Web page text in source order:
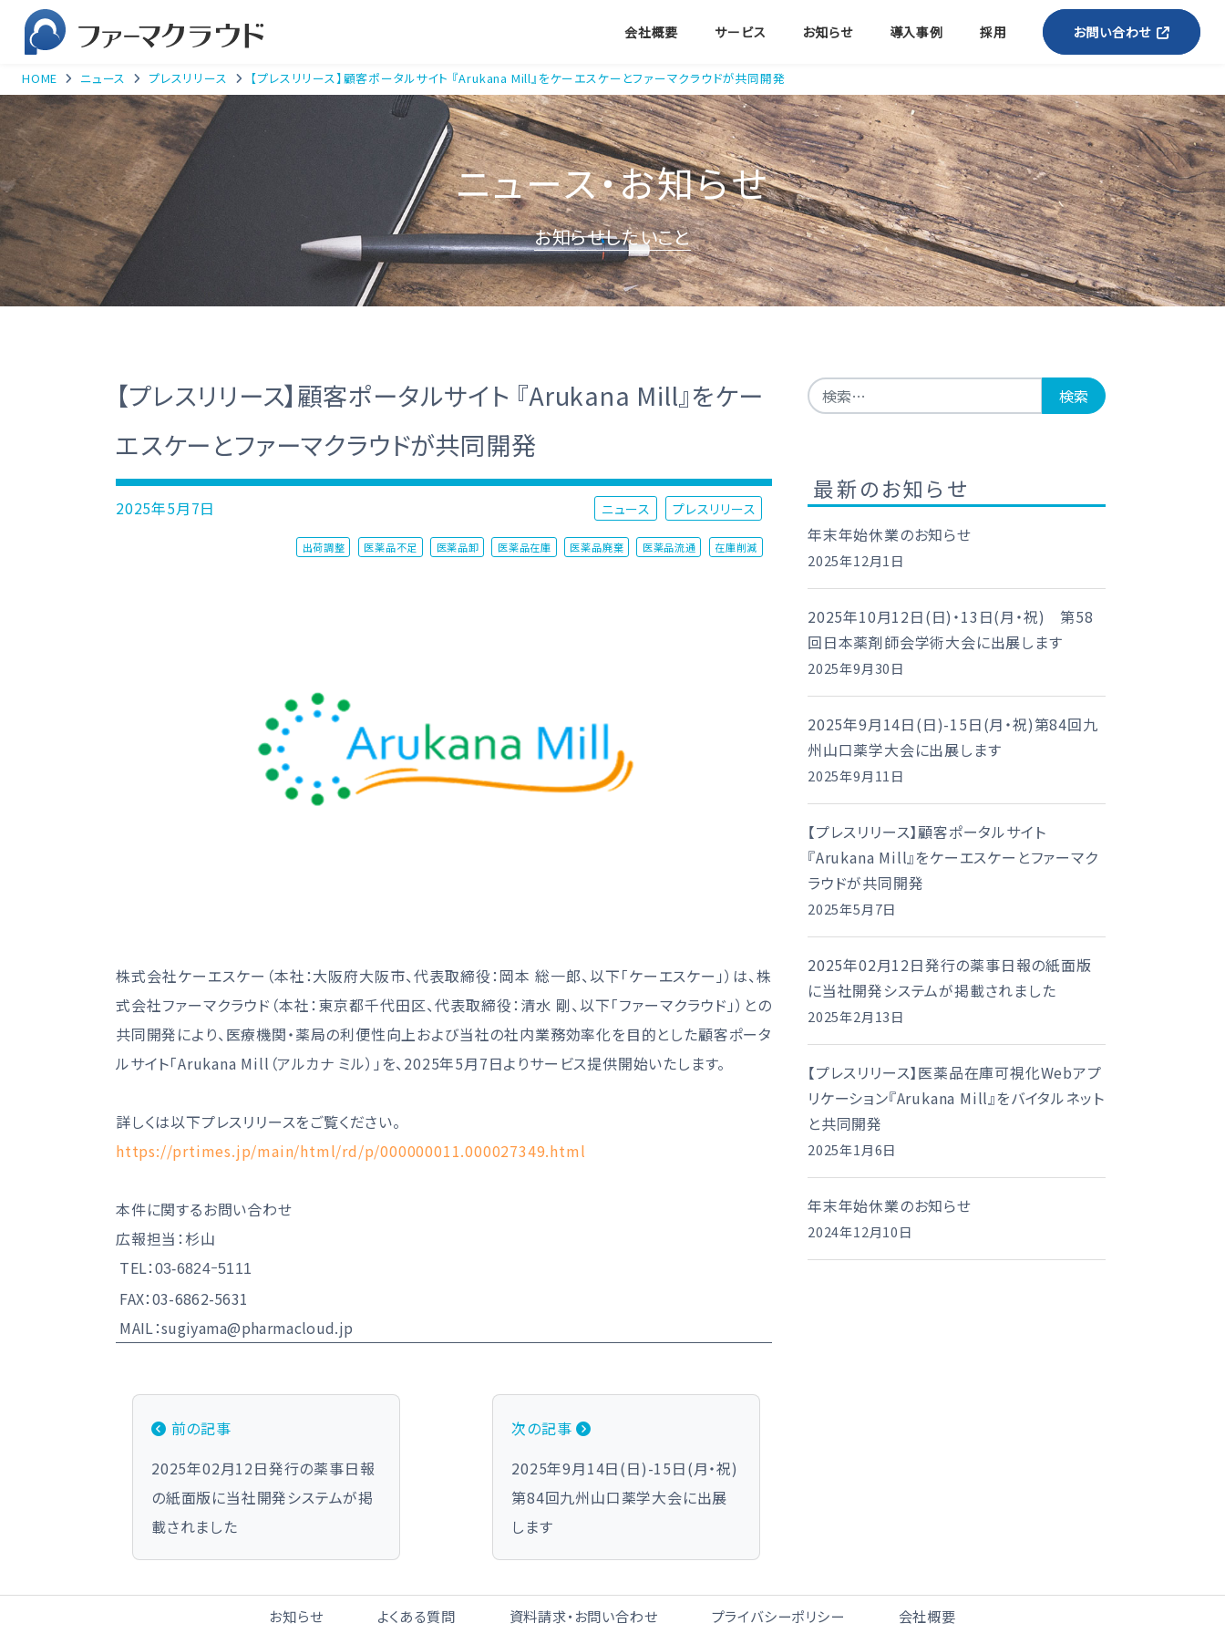
会社概要 サービス お知らせ 導入事例 採用 お問い合わせ
HOME ニュース プレスリリース 【プレスリリース】顧客ポータルサイト 『Arukana Mill』をケーエスケーとファーマクラウドが共同開発
ニュース・お知らせ
お知らせしたいこと
【プレスリリース】顧客ポータルサイト 『Arukana Mill』をケー
エスケーとファーマクラウドが共同開発
2025年5月7日 ニュース プレスリリース
出荷調整 医薬品不足 医薬品卸 医薬品在庫 医薬品廃棄 医薬品流通 在庫削減
株式会社ケーエスケー（本社：大阪府大阪市、代表取締役：岡本 総一郎、以下「ケーエスケー」）は、株
式会社ファーマクラウド（本社：東京都千代田区、代表取締役：清水 剛、以下「ファーマクラウド」）との
共同開発により、医療機関・薬局の利便性向上および当社の社内業務効率化を目的とした顧客ポータ
ルサイト「Arukana Mill（アルカナ ミル）」を、2025年5月7日よりサービス提供開始いたします。
詳しくは以下プレスリリースをご覧ください。
https://prtimes.jp/main/html/rd/p/000000011.000027349.html
本件に関するお問い合わせ
広報担当：杉山
TEL： 03-6824ｰ5111
FAX：03-6862-5631
MAIL：sugiyama@pharmacloud.jp
投稿ナビゲーション
前の記事
2025年02月12日発行の薬事日報
の紙面版に当社開発システムが掲
載されました
次の記事
2025年9月14日(日)-15日(月・祝)
第84回九州山口薬学大会に出展
します
検索:
最新のお知らせ
年末年始休業のお知らせ
2025年12月1日
2025年10月12日(日)・13日(月・祝) 第58
回日本薬剤師会学術大会に出展します
2025年9月30日
2025年9月14日(日)-15日(月・祝)第84回九
州山口薬学大会に出展します
2025年9月11日
【プレスリリース】顧客ポータルサイト
『Arukana Mill』をケーエスケーとファーマク
ラウドが共同開発
2025年5月7日
2025年02月12日発行の薬事日報の紙面版
に当社開発システムが掲載されました
2025年2月13日
【プレスリリース】医薬品在庫可視化Webアプ
リケーション『Arukana Mill』をバイタルネット
と共同開発
2025年1月6日
年末年始休業のお知らせ
2024年12月10日
お知らせ よくある質問 資料請求・お問い合わせ プライバシーポリシー 会社概要